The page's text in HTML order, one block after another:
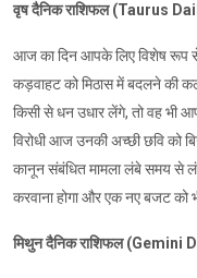
वृष दैनिक राशिफल (Taurus
आज का दिन आपके लिए विशेष रूप
कड़वाहट को मिठास में बदलने की
किसी से धन उधार लेंगे, तो वह भी
विरोधी आज उनकी अच्छी छवि को
कानून संबंधित मामला लंबे समय से
करवाना होगा और एक नए बजट को
मिथुन दैनिक राशिफल